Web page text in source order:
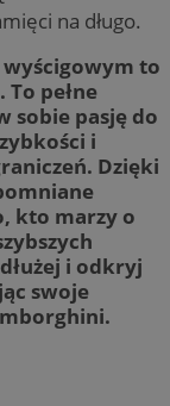
na długo.
to
pełne
sobie pasję do
i
Dzięki
kto marzy o
i odkryj
swoje